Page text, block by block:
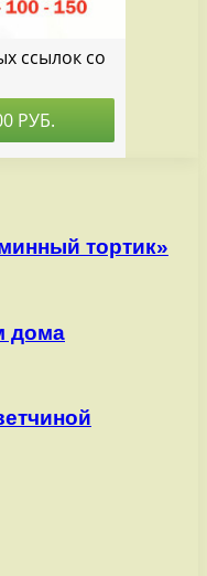
тортик»
дома